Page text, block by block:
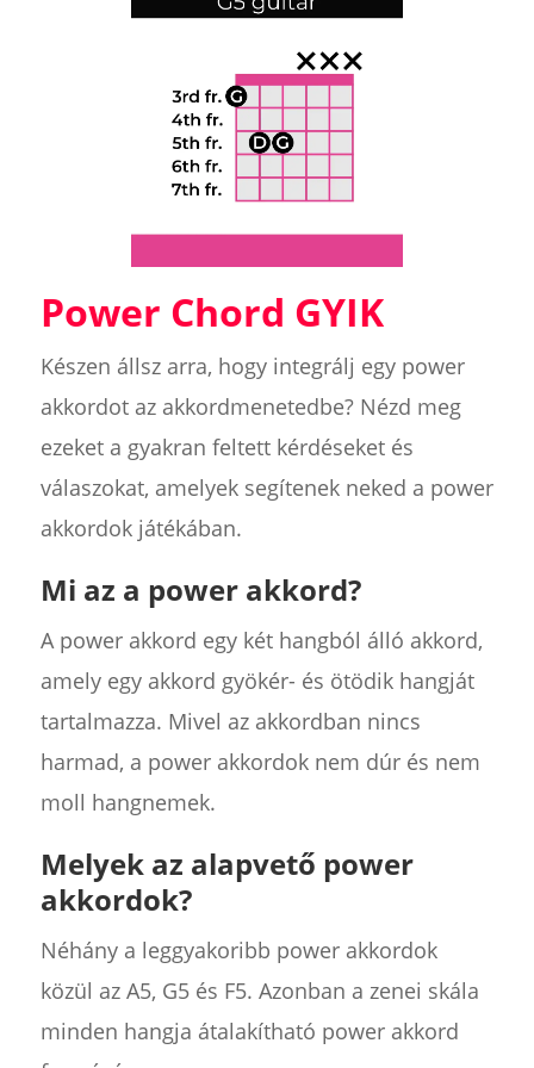
Power Chord GYIK
Készen állsz arra, hogy integrálj egy power
akkordot az akkordmenetedbe? Nézd meg
ezeket a gyakran feltett kérdéseket és
válaszokat, amelyek segítenek neked a power
akkordok játékában.
Mi az a power akkord?
A power akkord egy két hangból álló akkord,
amely egy akkord gyökér- és ötödik hangját
tartalmazza. Mivel az akkordban nincs
harmad, a power akkordok nem dúr és nem
moll hangnemek.
Melyek az alapvető power
akkordok?
Néhány a leggyakoribb power akkordok
közül az A5, G5 és F5. Azonban a zenei skála
minden hangja átalakítható power akkord